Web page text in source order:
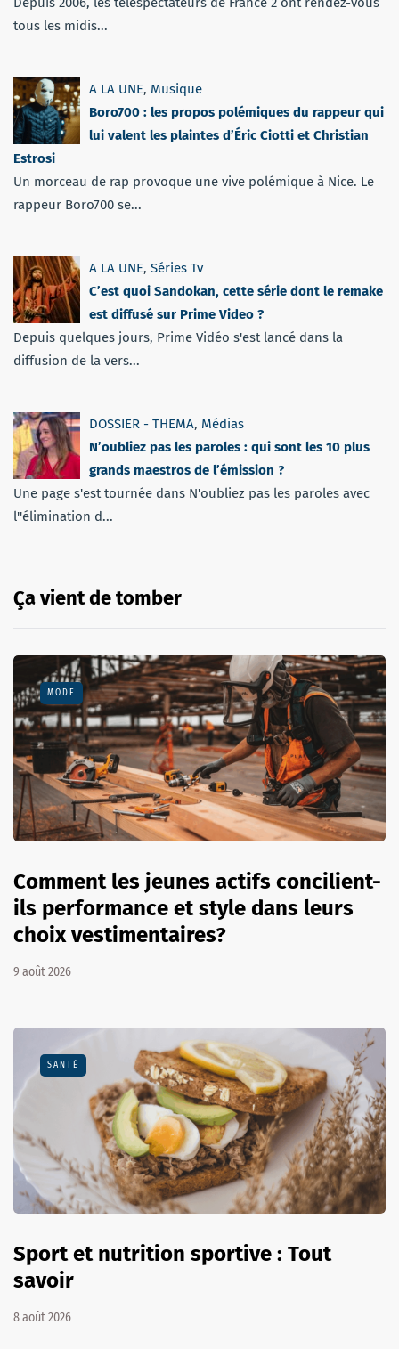
tous les midis...
A LA UNE, Musique
Boro700 : les propos polémiques du rappeur qui
lui valent les plaintes d’Éric Ciotti et Christian
Estrosi
Un morceau de rap provoque une vive polémique à Nice. Le
rappeur Boro700 se...
A LA UNE, Séries Tv
C’est quoi Sandokan, cette série dont le remake
est diffusé sur Prime Video ?
Depuis quelques jours, Prime Vidéo s'est lancé dans la
diffusion de la vers...
DOSSIER - THEMA, Médias
N’oubliez pas les paroles : qui sont les 10 plus
grands maestros de l’émission ?
Une page s'est tournée dans N'oubliez pas les paroles avec
l''élimination d...
Ça vient de tomber
MODE
Comment les jeunes actifs concilient-
ils performance et style dans leurs
choix vestimentaires?
9 août 2026
SANTÉ
Sport et nutrition sportive : Tout
savoir
8 août 2026